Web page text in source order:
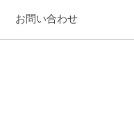
お問い合わせ